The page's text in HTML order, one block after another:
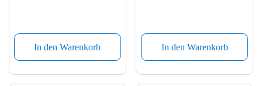
In den Warenkorb In den Warenkorb